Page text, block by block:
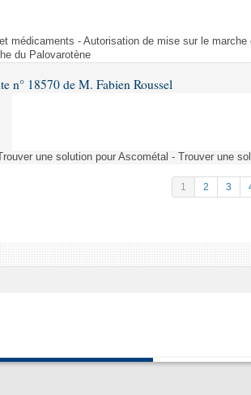
médicaments - Autorisation de mise sur le
du Palovarotène
n° 18570 de M. Fabien Roussel
une solution pour Ascométal - Trouver une
1 2 3